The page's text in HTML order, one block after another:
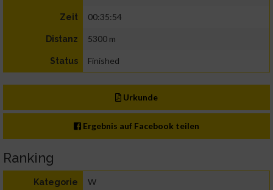
Zeit 00:35:54
Distanz 5300 m
Status Finished
Urkunde
Ergebnis auf Facebook teilen
Ranking
Kategorie W